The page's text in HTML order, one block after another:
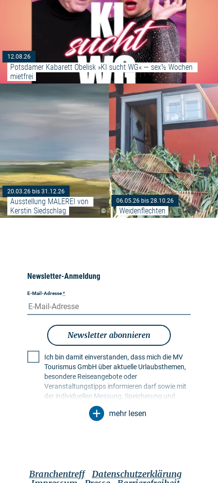
12.08.26
Potsdamer Kabarett Obelisk »KI sucht WG« — sex½ Wochen
mietfrei
©
20.03.26 bis 31.12.26
Ausstellung MALEREI von
Kerstin Siedschlag
Weiterlesen: "Ausstellung
06.05.26 bis 28.10.26
Weidenflechten
Newsletter-Anmeldung
E-Mail-Adresse*
Newsletter abonnieren
Ich bin damit einverstanden, dass mich die MV
Tourismus GmbH über aktuelle Urlaubsthemen,
besondere Reiseangebote oder
Veranstaltungstipps informieren darf sowie mit
der individuellen Messung, Speicherung und
Auswertung von Öffnungs- und Klickraten in
Empfängerprofilen zu Zwecken der Gestaltung
widerrufen kann. Dies kann ich über einen
mehr lesen
Branchentreff
Datenschutzerklärung